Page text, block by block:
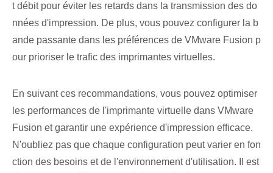
t débit pour éviter les retards dans la transmission des do
nnées d'impression. De plus, vous pouvez configurer la b
ande passante dans les préférences de VMware Fusion p
our prioriser le trafic des imprimantes virtuelles.
En suivant ces recommandations, vous pouvez optimiser
les performances de l'imprimante virtuelle dans VMware
Fusion et garantir une expérience d'impression efficace.
N'oubliez pas que chaque configuration peut varier en fon
ction des besoins et de l'environnement d'utilisation. Il est